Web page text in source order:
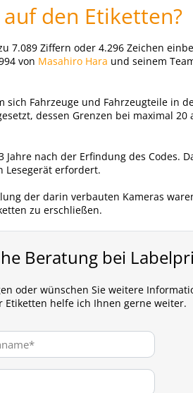
den Etiketten?
Ziffern oder 4.296 Zeichen
von Masahiro Hara und seinem
Fahrzeuge und Fahrzeugteile in
dessen Grenzen bei maximal
nach der Erfindung des Codes.
Lesegerät erfordert.
der darin verbauten Kameras
zu erschließen.
Beratung bei
oder wünschen Sie weitere
Etiketten helfe ich Ihnen gerne weiter.